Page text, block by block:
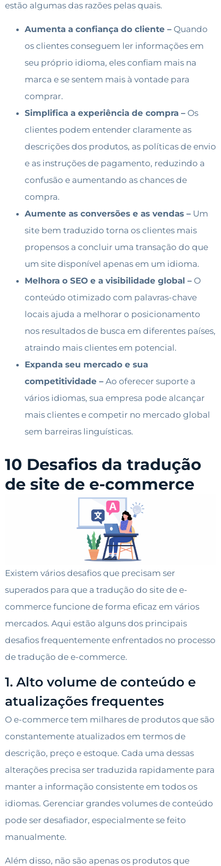
estão algumas das razões pelas quais.
Aumenta a confiança do cliente – Quando
os clientes conseguem ler informações em
seu próprio idioma, eles confiam mais na
marca e se sentem mais à vontade para
comprar.
Simplifica a experiência de compra – Os
clientes podem entender claramente as
descrições dos produtos, as políticas de envio
e as instruções de pagamento, reduzindo a
confusão e aumentando as chances de
compra.
Aumente as conversões e as vendas – Um
site bem traduzido torna os clientes mais
propensos a concluir uma transação do que
um site disponível apenas em um idioma.
Melhora o SEO e a visibilidade global – O
conteúdo otimizado com palavras-chave
locais ajuda a melhorar o posicionamento
nos resultados de busca em diferentes países,
atraindo mais clientes em potencial.
Expanda seu mercado e sua
competitividade – Ao oferecer suporte a
vários idiomas, sua empresa pode alcançar
mais clientes e competir no mercado global
sem barreiras linguísticas.
10 Desafios da tradução
de site de e-commerce
Existem vários desafios que precisam ser
superados para que a tradução do site de e-
commerce funcione de forma eficaz em vários
mercados. Aqui estão alguns dos principais
desafios frequentemente enfrentados no processo
de tradução de e-commerce.
1. Alto volume de conteúdo e
atualizações frequentes
O e-commerce tem milhares de produtos que são
constantemente atualizados em termos de
descrição, preço e estoque. Cada uma dessas
alterações precisa ser traduzida rapidamente para
manter a informação consistente em todos os
idiomas. Gerenciar grandes volumes de conteúdo
pode ser desafiador, especialmente se feito
manualmente.
Além disso, não são apenas os produtos que